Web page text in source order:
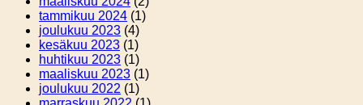
tammikuu 2024 (1)
joulukuu 2023 (4)
kesäkuu 2023 (1)
huhtikuu 2023 (1)
maaliskuu 2023 (1)
joulukuu 2022 (1)